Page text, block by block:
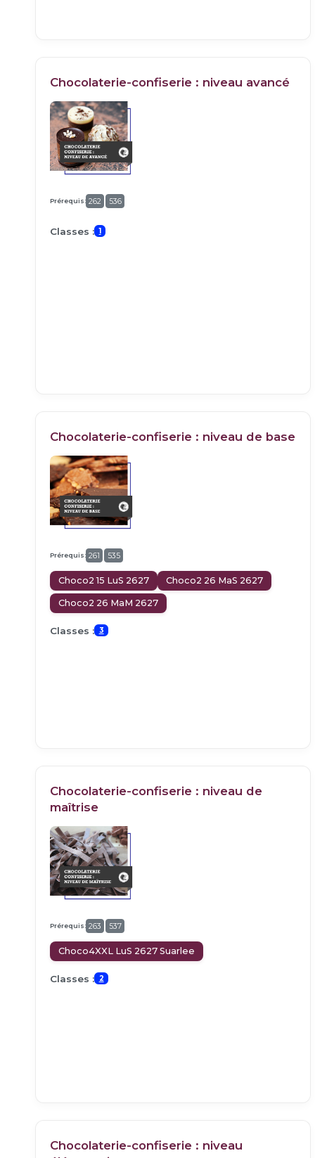
Chocolaterie-confiserie : niveau avancé
Prérequis: 262 536
Classes : 1
Chocolaterie-confiserie : niveau de base
Prérequis: 261 535
Choco2 15 LuS 2627 Choco2 26 MaS 2627
Choco2 26 MaM 2627
Classes : 3
Chocolaterie-confiserie : niveau de
maîtrise
Prérequis: 263 537
Choco4XXL LuS 2627 Suarlee
Classes : 2
Chocolaterie-confiserie : niveau